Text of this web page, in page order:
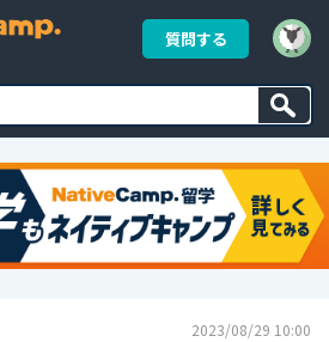
質問する
2023/08/29 10:00